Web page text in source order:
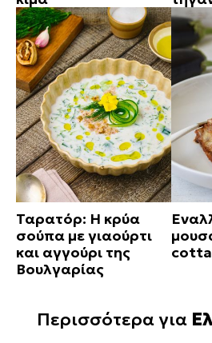
Ταρατόρ: Η κρύα
σούπα με γιαούρτι
και αγγούρι της
Βουλγαρίας
Περισσότερα για